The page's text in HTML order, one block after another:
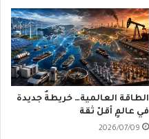
الطاقة العالمية… خريطةٌ جديدة
في عالمٍ أقلّ ثقة
2026/07/09